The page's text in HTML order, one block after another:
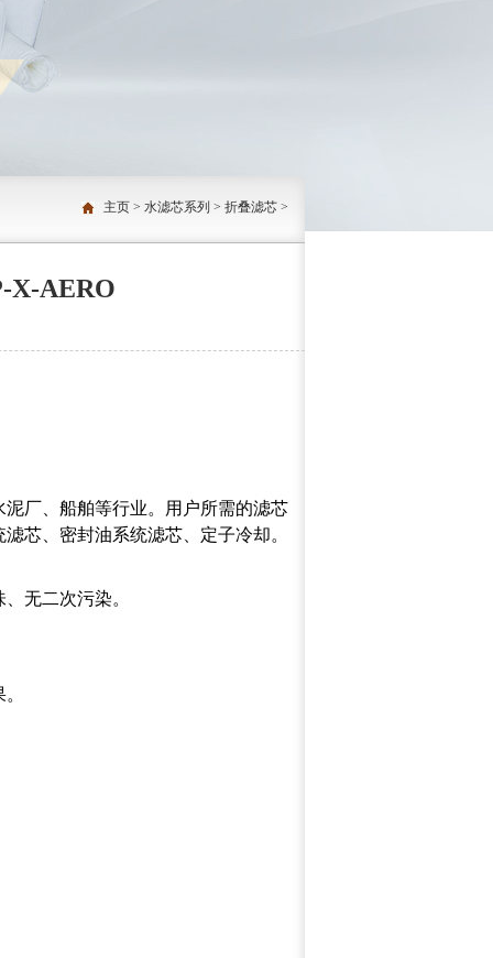
主页 > 水滤芯系列 > 折叠滤芯 >
X-AERO
厂、船舶等行业。用户所需的滤芯
芯、密封油系统滤芯、定子冷却。
无二次污染。